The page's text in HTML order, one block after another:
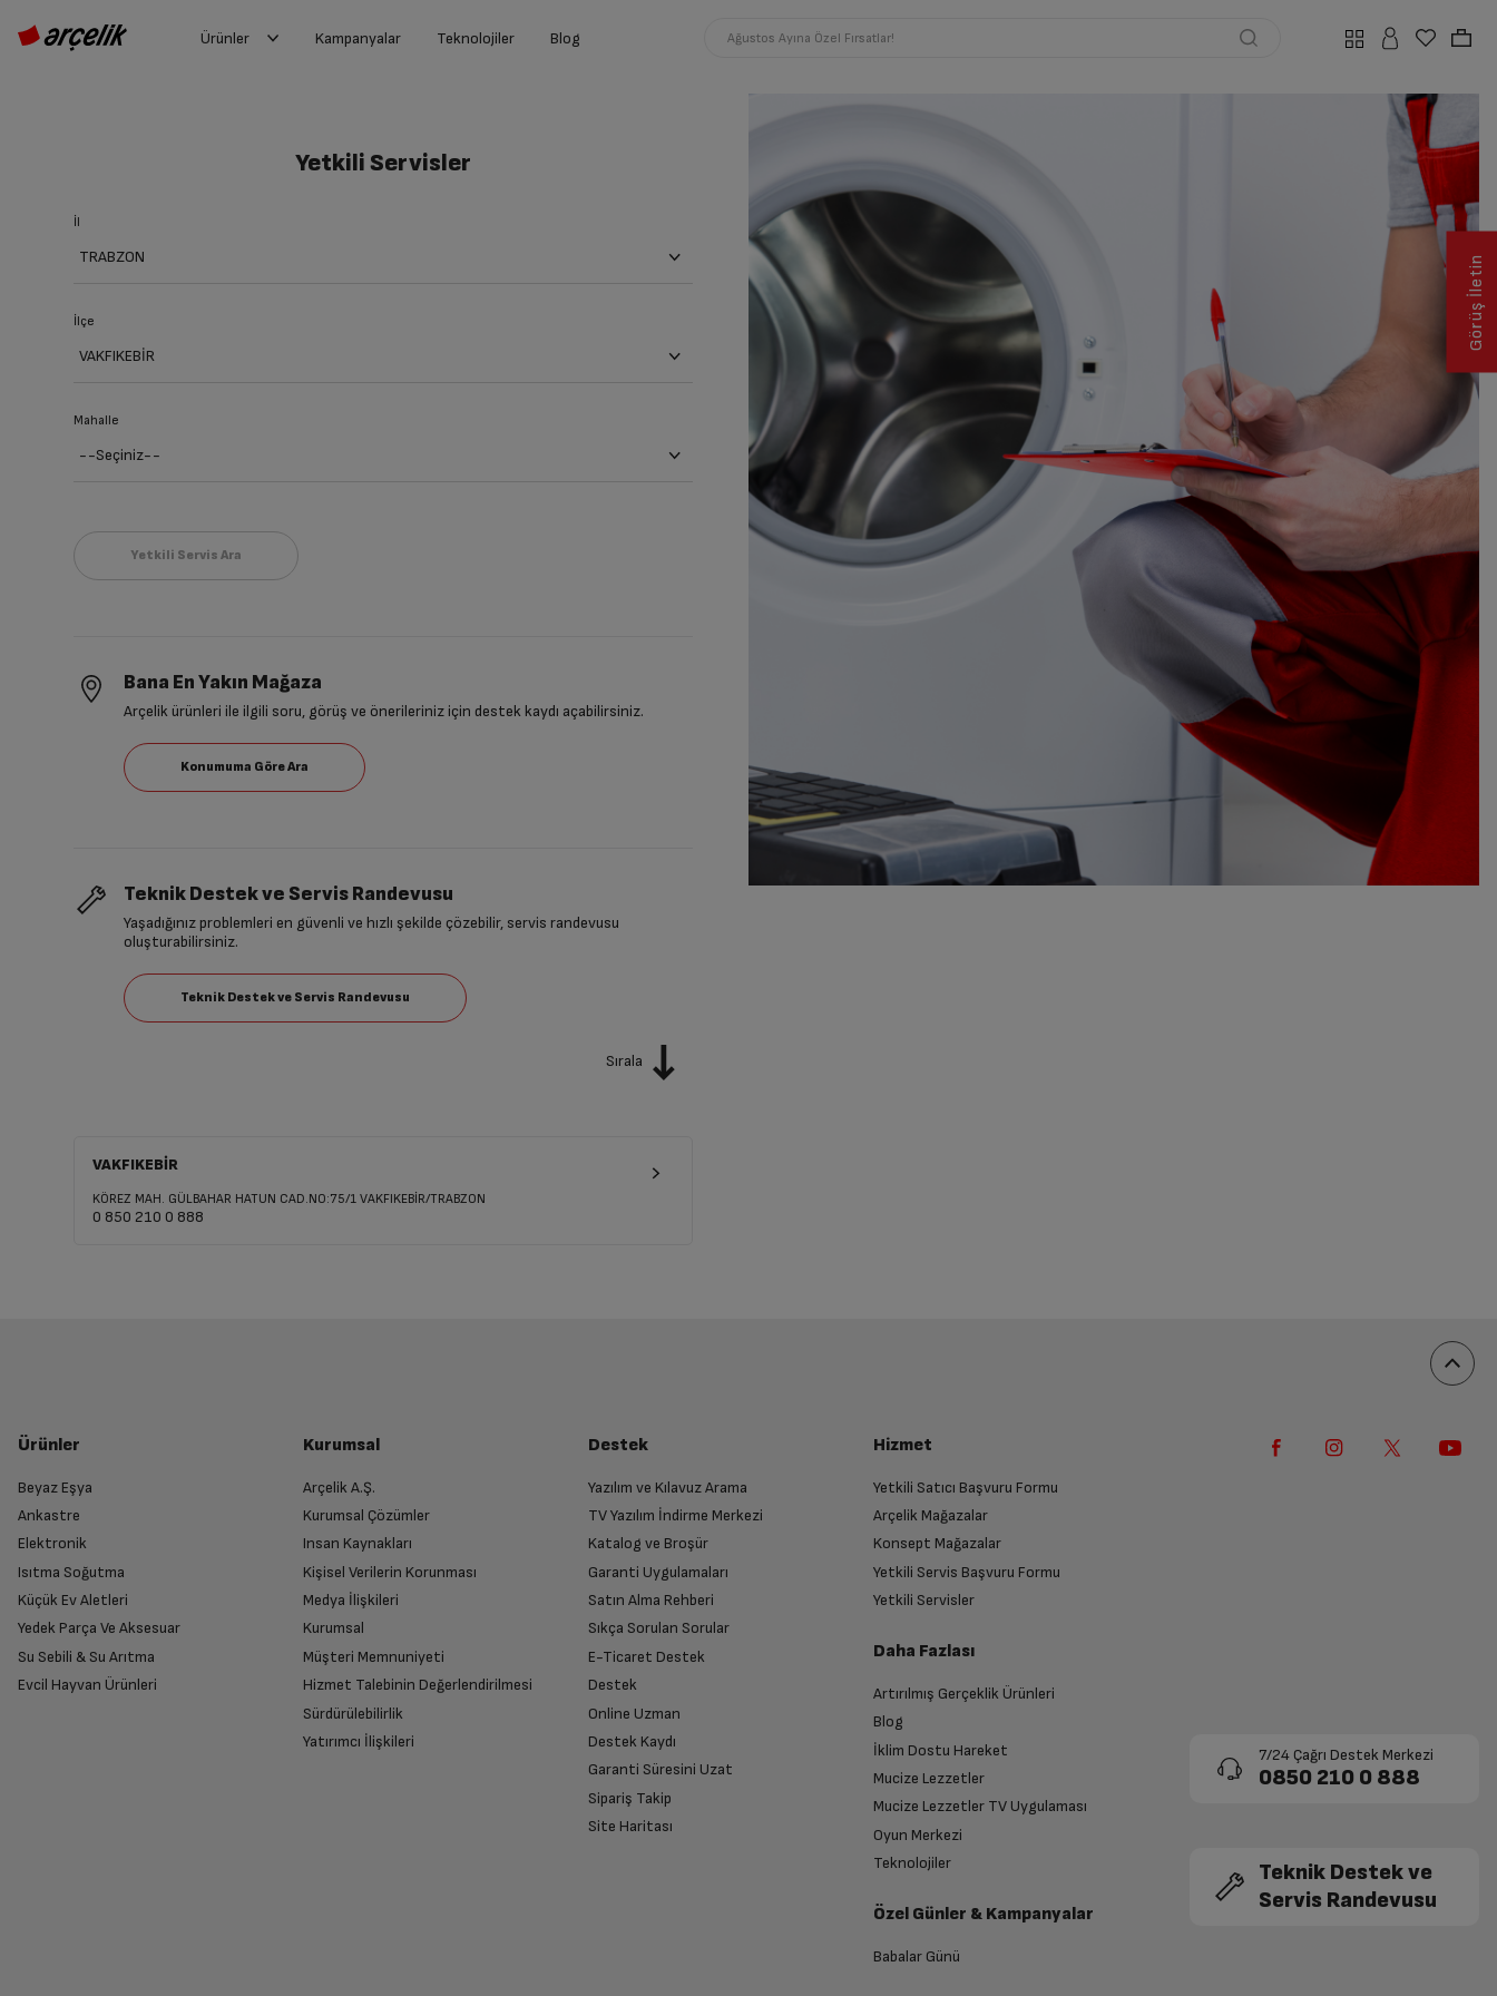
Ürünler Kampanyalar Teknolojiler Blog Ağustos Ayına Özel Fırsatlar!
Yetkili Servisler
İl
İlçe
Mahalle
Bana En Yakın Mağaza
Arçelik ürünleri ile ilgili soru, görüş ve önerileriniz için destek kaydı açabilirsiniz.
Teknik Destek ve Servis Randevusu
Yaşadığınız problemleri en güvenli ve hızlı şekilde çözebilir, servis randevusu
oluşturabilirsiniz.
Sırala
VAKFIKEBİR
KÖREZ MAH. GÜLBAHAR HATUN CAD.NO:75/1 VAKFIKEBİR/TRABZON
0 850 210 0 888
Ürünler
Beyaz Eşya
Ankastre
Elektronik
Isıtma Soğutma
Küçük Ev Aletleri
Yedek Parça Ve Aksesuar
Su Sebili & Su Arıtma
Evcil Hayvan Ürünleri
Kurumsal
Arçelik A.Ş.
Kurumsal Çözümler
Insan Kaynakları
Kişisel Verilerin Korunması
Medya İlişkileri
Kurumsal
Müşteri Memnuniyeti
Hizmet Talebinin Değerlendirilmesi
Sürdürülebilirlik
Yatırımcı İlişkileri
Destek
Yazılım ve Kılavuz Arama
TV Yazılım İndirme Merkezi
Katalog ve Broşür
Garanti Uygulamaları
Satın Alma Rehberi
Sıkça Sorulan Sorular
E-Ticaret Destek
Destek
Online Uzman
Destek Kaydı
Garanti Süresini Uzat
Sipariş Takip
Site Haritası
Hizmet
Yetkili Satıcı Başvuru Formu
Arçelik Mağazalar
Konsept Mağazalar
Yetkili Servis Başvuru Formu
Yetkili Servisler
Daha Fazlası
Artırılmış Gerçeklik Ürünleri
Blog
İklim Dostu Hareket
Mucize Lezzetler
Mucize Lezzetler TV Uygulaması
Oyun Merkezi
Teknolojiler
Özel Günler & Kampanyalar
Babalar Günü
7/24 Çağrı Destek Merkezi
0850 210 0 888
Teknik Destek ve
Servis Randevusu
Görüş İletin